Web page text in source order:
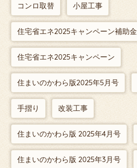
コンロ取替 小屋工事
住宅省エネ2025キャンペーン補助金
住宅省エネ2025キャンペーン
住まいのかわら版2025年5月号
手摺り 改装工事
住まいのかわら版 2025年4月号
住まいのかわら版 2025年3月号